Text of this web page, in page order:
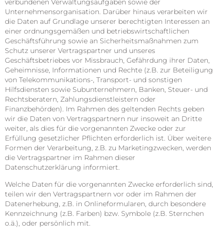
verbundenen Verwaltungsaufgaben sowie der
Unternehmensorganisation. Darüber hinaus verarbeiten wir
die Daten auf Grundlage unserer berechtigten Interessen an
einer ordnungsgemäßen und betriebswirtschaftlichen
Geschäftsführung sowie an Sicherheitsmaßnahmen zum
Schutz unserer Vertragspartner und unseres
Geschäftsbetriebes vor Missbrauch, Gefährdung ihrer Daten,
Geheimnisse, Informationen und Rechte (z.B. zur Beteiligung
von Telekommunikations-, Transport- und sonstigen
Hilfsdiensten sowie Subunternehmern, Banken, Steuer- und
Rechtsberatern, Zahlungsdienstleistern oder
Finanzbehörden). Im Rahmen des geltenden Rechts geben
wir die Daten von Vertragspartnern nur insoweit an Dritte
weiter, als dies für die vorgenannten Zwecke oder zur
Erfüllung gesetzlicher Pflichten erforderlich ist. Über weitere
Formen der Verarbeitung, z.B. zu Marketingzwecken, werden
die Vertragspartner im Rahmen dieser
Datenschutzerklärung informiert.
Welche Daten für die vorgenannten Zwecke erforderlich sind,
teilen wir den Vertragspartnern vor oder im Rahmen der
Datenerhebung, z.B. in Onlineformularen, durch besondere
Kennzeichnung (z.B. Farben) bzw. Symbole (z.B. Sternchen
o.ä.), oder persönlich mit.